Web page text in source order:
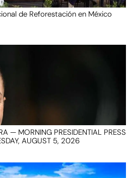
de Reforestación en México
— MORNING PRESIDENTIAL PRESS
AUGUST 5, 2026